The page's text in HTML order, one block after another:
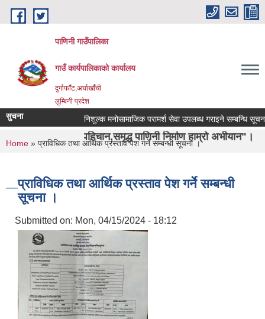
Skip to main content
पाणिनी गाउँपालिका
गाउँ कार्यपालिकाको कार्यालय
दुर्गाफाँट,अर्घाखाँची
लुम्बिनी प्रदेश
पहिचान,समृद्ध पाणिनी निर्माण हाम्रो अभीयान"।
सुचना निशुल्क मनोसामाजिक परामर्श सेवा उपलब्ध गराइने सम्बन्धि सूचना ।
You are here
Home » प्राविधिक तथा आर्थिक प्रस्ताव पेश गर्ने सम्बन्धी सूचना ।
प्राविधिक तथा आर्थिक प्रस्ताव पेश गर्ने सम्बन्धी
सूचना ।
Submitted on: Mon, 04/15/2024 - 18:12